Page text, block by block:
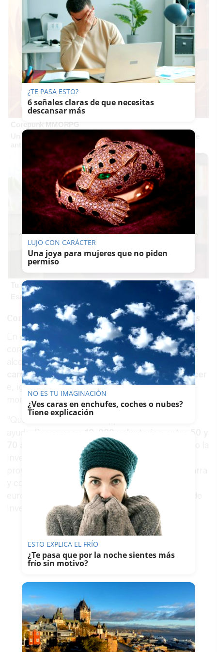
Corepunk MMORPG
Un verdadero MMORPG de la vieja escuela ¡Cómo los de
antes, pero mejor!
Tu memoria y la música
Esa canción antigua que no olvidas tiene una explicación
Comprobar la influencia en enfermedades
En el estudio que se va a realizar se va a
comprobar la influencia de la toma moderada de
alcohol en el desarrollo de enfermedades
cardiovasculares, demencia, depresión o cáncer
e, igualmente, lo que afecta a los índices de
mortalidad.
"Queremos hacer historia, pero necesitamos
que tomen algo de alcohol", ha señalado la
investigadora Patricia Romero-Marco sobre un
proyecto que, nacido en la Universidad de Navarra
y con un presupuesto de 2,4 millones de
euros, está financiado por el Consejo Europeo de
Investigación.
¿TE PASA ESTO?
6 señales claras de que necesitas
descansar más
LUJO CON CARÁCTER
Una joya para mujeres que no piden
permiso
NO ES TU IMAGINACIÓN
¿Ves caras en enchufes, coches o nubes?
Tiene explicación
ESTO EXPLICA EL FRÍO
¿Te pasa que por la noche sientes más
frío sin motivo?